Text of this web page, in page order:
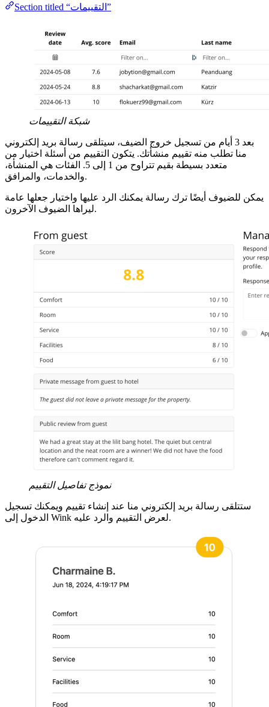
Section titled “التقييمات”
شبكة التقييمات
بعد 3 أيام من تسجيل خروج الضيف، سيتلقى رسالة بريد إلكتروني
منا تطلب منه تقييم منشأتك. يتكون التقييم من أسئلة اختيار من
متعدد بسيطة بقيم تتراوح من 1 إلى 5. الفئات هي المنشأة،
والخدمات، والمرافق.
يمكن للضيوف أيضًا ترك رسالة يمكنك الرد عليها واختيار جعلها عامة
ليراها الضيوف الآخرون.
نموذج تفاصيل التقييم
ستتلقى رسالة بريد إلكتروني منا عند إنشاء تقييم ويمكنك تسجيل
الدخول إلى Wink لعرض التقييم والرد عليه.